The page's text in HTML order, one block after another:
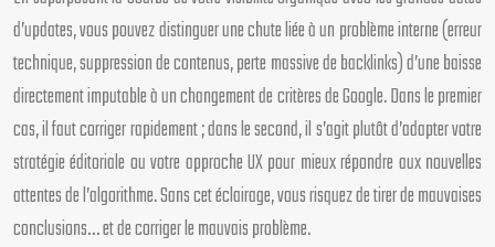
d’updates, vous pouvez distinguer une chute liée à un problème interne (erreur
technique, suppression de contenus, perte massive de backlinks) d’une baisse
directement imputable à un changement de critères de Google. Dans le premier
cas, il faut corriger rapidement ; dans le second, il s’agit plutôt d’adapter votre
stratégie éditoriale ou votre approche UX pour mieux répondre aux nouvelles
attentes de l’algorithme. Sans cet éclairage, vous risquez de tirer de mauvaises
conclusions… et de corriger le mauvais problème.